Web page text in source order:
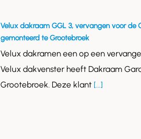
Velux dakraam GGL 3, vervangen voor de
gemonteerd te Grootebroek
Velux dakramen een op een
Velux dakvenster heeft Dakraam
Grootebroek. Deze klant [...]